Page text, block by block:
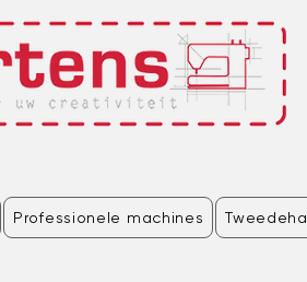
Professionele machines